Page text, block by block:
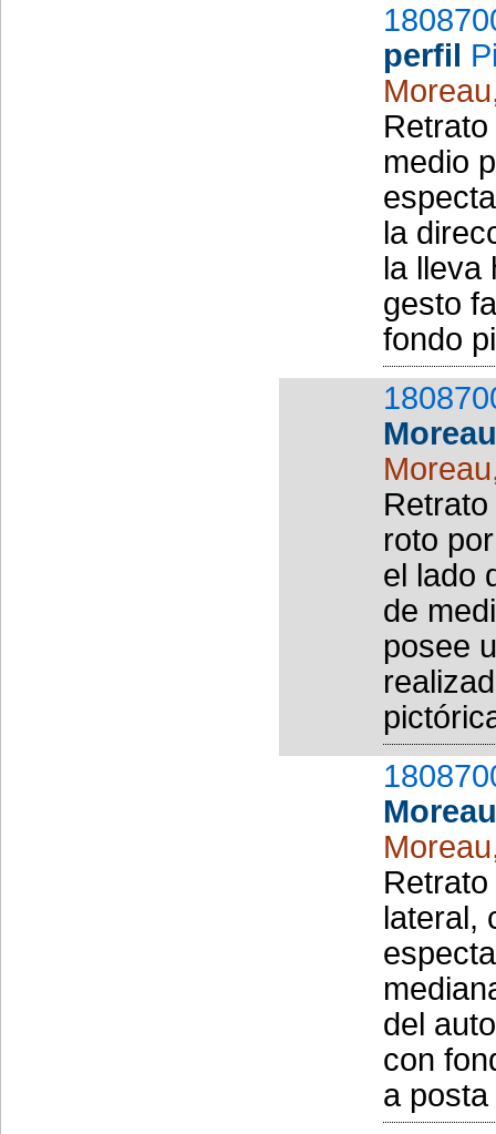
perfil
medio
la
la lleva
gesto
fondo
roto
el lado
de
posee
lateral,
del
con
a